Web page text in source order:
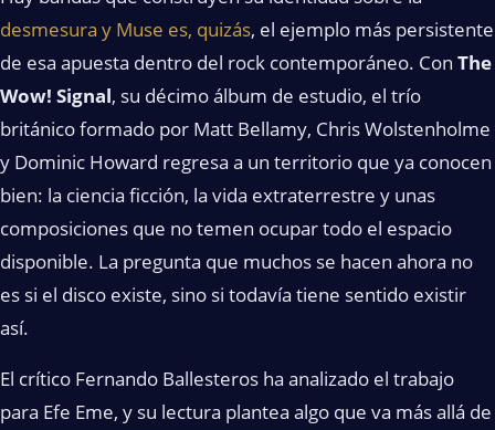
desmesura y Muse es, quizás, el ejemplo más persistente
de esa apuesta dentro del rock contemporáneo. Con The
Wow! Signal, su décimo álbum de estudio, el trío
británico formado por Matt Bellamy, Chris Wolstenholme
y Dominic Howard regresa a un territorio que ya conocen
bien: la ciencia ficción, la vida extraterrestre y unas
composiciones que no temen ocupar todo el espacio
disponible. La pregunta que muchos se hacen ahora no
es si el disco existe, sino si todavía tiene sentido existir
así.
El crítico Fernando Ballesteros ha analizado el trabajo
para Efe Eme, y su lectura plantea algo que va más allá de